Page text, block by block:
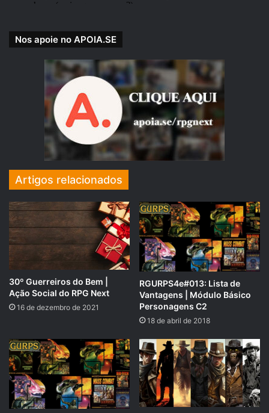
APOIE NOSSA CAUSA!
Nosso Plano de Assinaturas doAPOIA.SE! Acesse e veja
nossas recompensas para os apoiadores.
Nos apoie no APOIA.SE
Artigos relacionados
30º Guerreiros do Bem |
Ação Social do RPG Next
16 de dezembro de 2021
RGURPS4e#013: Lista de
Vantagens | Módulo Básico
Personagens C2
18 de abril de 2018